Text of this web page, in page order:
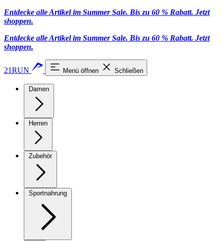
Entdecke alle Artikel im Summer Sale. Bis zu 60 % Rabatt. Jetzt
shoppen.
Entdecke alle Artikel im Summer Sale. Bis zu 60 % Rabatt. Jetzt
shoppen.
21RUN Menü öffnen Schließen
Damen
Herren
Zubehör
Sportnahrung